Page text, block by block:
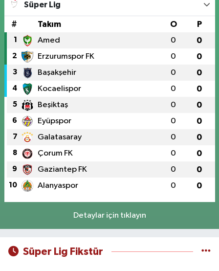
Süper Lig
# Takım O P
1 Amed 0 0
2 Erzurumspor FK 0 0
3 Başakşehir 0 0
4 Kocaelispor 0 0
5 Beşiktaş 0 0
6 Eyüpspor 0 0
7 Galatasaray 0 0
8 Çorum FK 0 0
9 Gaziantep FK 0 0
10 Alanyaspor 0 0
Detaylar için tıklayın
Süper Lig Fikstür